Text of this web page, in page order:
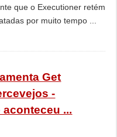
que o Executioner retém
por muito tempo ...
Get
-
...